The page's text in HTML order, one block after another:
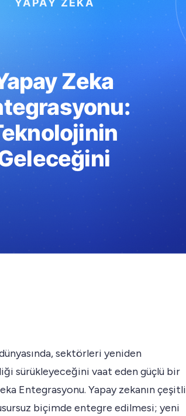
sektörleri yeniden
sürükleyeceğini vaat eden güçlü bir
Entegrasyonu. Yapay zekanın çeşitli
biçimde entegre edilmesi; yeni